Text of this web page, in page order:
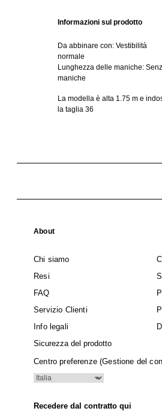
Informazioni sul prodotto
Da abbinare con: Vestibilità
normale
Lunghezza delle maniche:
maniche
La modella è alta 1.75 m e
la taglia 36
About
Chi siamo
Resi
FAQ
Servizio Clienti
Info legali
Sicurezza del prodotto
Centro preferenze (Gestione del
Recedere dal contratto qui